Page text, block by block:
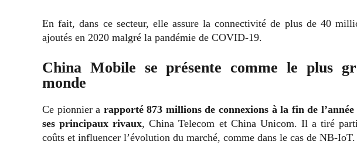
En fait, dans ce secteur, elle assure la connectivité de plus de 40
ajoutés en 2020 malgré la pandémie de COVID-19.
China Mobile se présente comme le plus
monde
Ce pionnier a rapporté 873 millions de connexions à la fin de
ses principaux rivaux, China Telecom et China Unicom. Il a tiré
coûts et influencer l’évolution du marché, comme dans le cas de NB-IoT.